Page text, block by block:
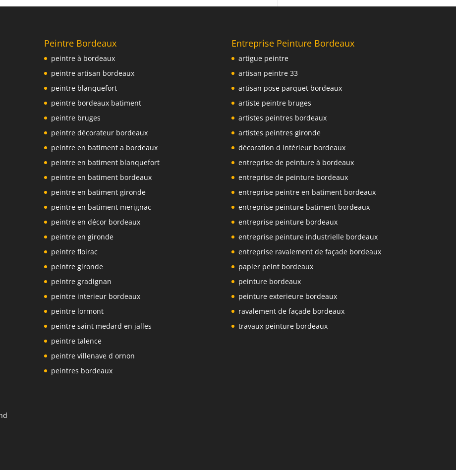
Peintre Bordeaux
peintre à bordeaux
peintre artisan bordeaux
peintre blanquefort
peintre bordeaux batiment
peintre bruges
peintre décorateur bordeaux
peintre en batiment a bordeaux
peintre en batiment blanquefort
peintre en batiment bordeaux
peintre en batiment gironde
peintre en batiment merignac
peintre en décor bordeaux
peintre en gironde
peintre floirac
peintre gironde
peintre gradignan
peintre interieur bordeaux
peintre lormont
peintre saint medard en jalles
peintre talence
peintre villenave d ornon
peintres bordeaux
Entreprise Peinture Bordeaux
artigue peintre
artisan peintre 33
artisan pose parquet bordeaux
artiste peintre bruges
artistes peintres bordeaux
artistes peintres gironde
décoration d intérieur bordeaux
entreprise de peinture à bordeaux
entreprise de peinture bordeaux
entreprise peintre en batiment bordeaux
entreprise peinture batiment bordeaux
entreprise peinture bordeaux
entreprise peinture industrielle bordeaux
entreprise ravalement de façade bordeaux
papier peint bordeaux
peinture bordeaux
peinture exterieure bordeaux
ravalement de façade bordeaux
travaux peinture bordeaux